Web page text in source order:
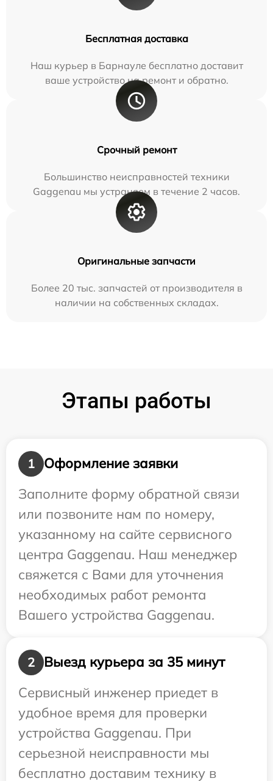
Бесплатная доставка
Наш курьер в Барнауле бесплатно доставит
ваше устройство на ремонт и обратно.
Срочный ремонт
Большинство неисправностей техники
Gaggenau мы устраняем в течение 2 часов.
Оригинальные запчасти
Более 20 тыс. запчастей от производителя в
наличии на собственных складах.
Этапы работы
1
Оформление заявки
Заполните форму обратной связи
или позвоните нам по номеру,
указанному на сайте сервисного
центра Gaggenau. Наш менеджер
свяжется с Вами для уточнения
необходимых работ ремонта
Вашего устройства Gaggenau.
2
Выезд курьера за 35 минут
Сервисный инженер приедет в
удобное время для проверки
устройства Gaggenau. При
серьезной неисправности мы
бесплатно доставим технику в